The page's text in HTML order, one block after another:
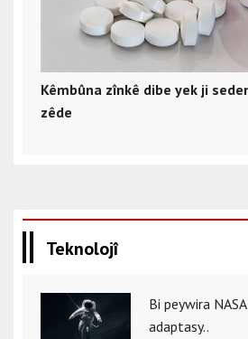
Kêmbûna zînkê dibe yek ji
zêde
Teknolojî
Bi peywira
adaptasy..